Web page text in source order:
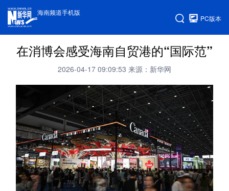
海南频道手机版
PC版本
在消博会感受海南自贸港的“国际范”
2026-04-17 09:09:53 来源：新华网